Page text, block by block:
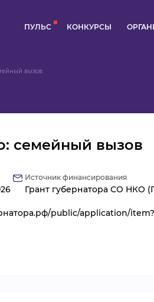
ПУЛЬС КОНКУРСЫ
вызов
семейный вызов
Источник финансирования
Грант губернатора СО НКО
public/application/